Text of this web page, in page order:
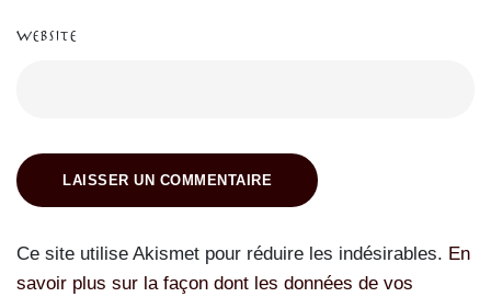
Website
LAISSER UN COMMENTAIRE
Ce site utilise Akismet pour réduire les indésirables. En
savoir plus sur la façon dont les données de vos